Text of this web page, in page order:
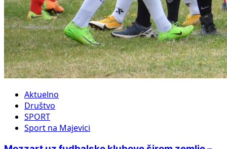
Aktuelno
Društvo
SPORT
Sport na Majevici